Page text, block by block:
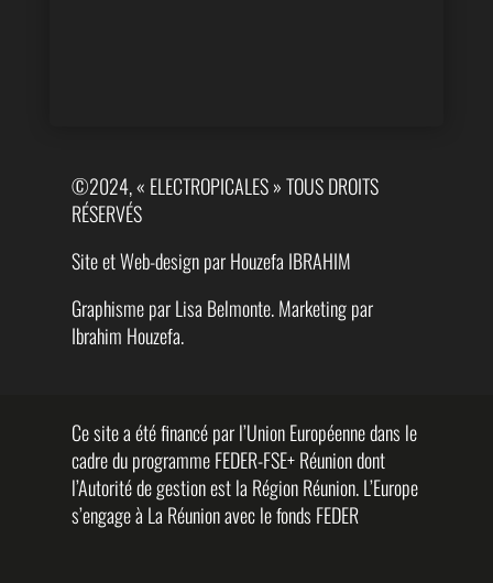
©2024, « ELECTROPICALES » TOUS DROITS
RÉSERVÉS
Site et Web-design par Houzefa IBRAHIM
Graphisme par Lisa Belmonte. Marketing par
Ibrahim Houzefa.
Ce site a été financé par l’Union Européenne dans le
cadre du programme FEDER-FSE+ Réunion dont
l’Autorité de gestion est la Région Réunion. L’Europe
s’engage à La Réunion avec le fonds FEDER